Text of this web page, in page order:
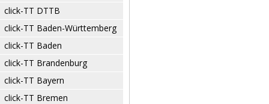
click-TT DTTB
click-TT Baden-Württemberg
click-TT Baden
click-TT Brandenburg
click-TT Bayern
click-TT Bremen